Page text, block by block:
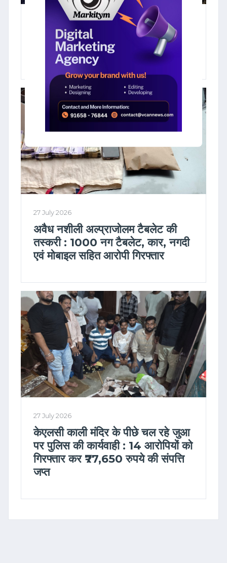
03 August 2026
काशी विश्वनाथ मंदिर में 'VIP दर्शन' के
नाम पर ठगी : फर्जी पुजारी गिरफ्तार
27 July 2026
अवैध नशीली अल्प्राजोलम टैबलेट की
तस्करी : 1000 नग टैबलेट, कार, नगदी
एवं मोबाइल सहित आरोपी गिरफ्तार
27 July 2026
केएलसी काली मंदिर के पीछे चल रहे जुआ
पर पुलिस की कार्यवाही : 14 आरोपियों को
गिरफ्तार कर ₹77,650 रुपये की संपत्ति
जप्त